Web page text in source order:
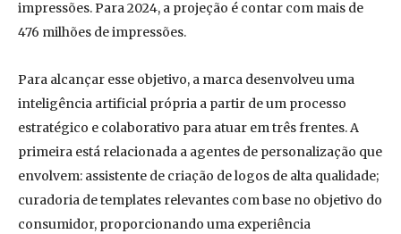
impressões. Para 2024, a projeção é contar com mais de
476 milhões de impressões.
Para alcançar esse objetivo, a marca desenvolveu uma
inteligência artificial própria a partir de um processo
estratégico e colaborativo para atuar em três frentes. A
primeira está relacionada a agentes de personalização que
envolvem: assistente de criação de logos de alta qualidade;
curadoria de templates relevantes com base no objetivo do
consumidor, proporcionando uma experiência